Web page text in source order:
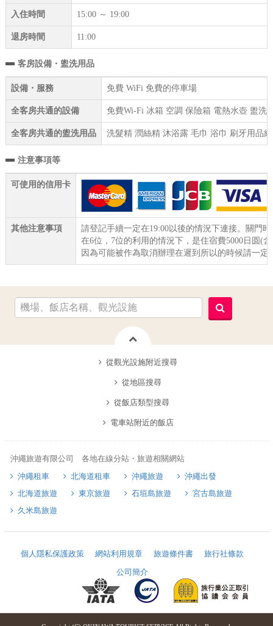
入住時間 15:00 ～ 19:00
退房時間 11:00
客房設備・盥洗用品
設備・服務 免費 WiFi 免費的停車場
全客房共通的設備 免費Wi-Fi 冰箱 空調 保險箱 電熱水壺 盥洗
全客房共通的盥洗用品 洗髮精 潤絲精 沐浴露 毛巾 浴巾 刷牙用品
注意事項等
可使用的信用卡
其他注意事項
請登記手續一定在19:00以後的情況下連接。關門時
在6位，7位的利用的情況下，是住宿費5000日圆(
因為可能被作為取消辦理在遲到所以的時候請一
從觀光設施附近搜尋
從地區搜尋
從飯店類型搜尋
電車站附近的飯店
沖繩旅遊有限公司 各地在線分站・旅遊相關網站
沖繩租車
北海道租車 沖繩旅遊
沖繩出發
北海道旅遊
東京旅遊 石垣島旅遊
宮古島旅遊
久米島旅遊
個人隱私保護政策 網站利用規章 旅遊條件書
旅行社條款
公司簡介